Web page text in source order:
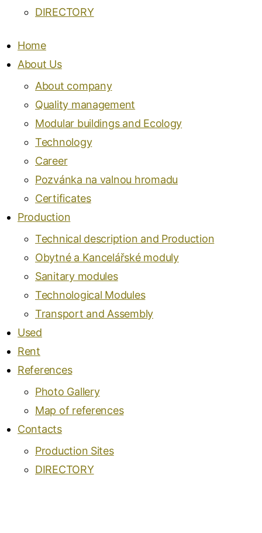
DIRECTORY
Home
About Us
About company
Quality management
Modular buildings and Ecology
Technology
Career
Pozvánka na valnou hromadu
Certificates
Production
Technical description and Production
Obytné a Kancelářské moduly
Sanitary modules
Technological Modules
Transport and Assembly
Used
Rent
References
Photo Gallery
Map of references
Contacts
Production Sites
DIRECTORY